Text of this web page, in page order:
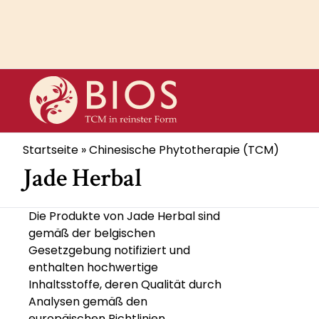
Pfadnavigation
Startseite Chinesische Phytotherapie (TCM)
Jade Herbal
Die Produkte von Jade Herbal sind
gemäß der belgischen
Gesetzgebung notifiziert und
enthalten hochwertige
Inhaltsstoffe, deren Qualität durch
Analysen gemäß den